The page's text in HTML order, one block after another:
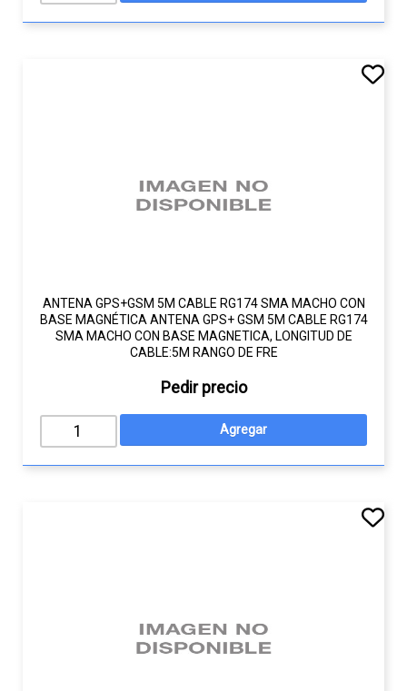
ANTENA GPS+GSM 5M CABLE RG174 SMA MACHO CON
BASE MAGNÉTICA ANTENA GPS+ GSM 5M CABLE RG174
SMA MACHO CON BASE MAGNETICA, LONGITUD DE
CABLE:5M RANGO DE FRE
Pedir precio